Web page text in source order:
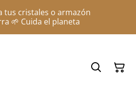
tus cristales o armazón
🌱 Cuida el planeta